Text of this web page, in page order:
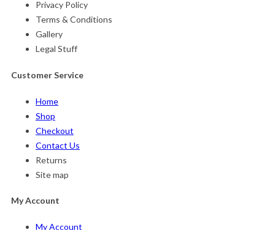
Privacy Policy
Terms & Conditions
Gallery
Legal Stuff
Customer Service
Home
Shop
Checkout
Contact Us
Returns
Site map
My Account
My Account